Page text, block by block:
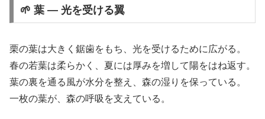
🌱 葉 ― 光を受ける翼
栗の葉は大きく鋸歯をもち、光を受けるために広がる。
春の若葉は柔らかく、夏には厚みを増して陽をはね返す。
葉の裏を通る風が水分を整え、森の湿りを保っている。
一枚の葉が、森の呼吸を支えている。